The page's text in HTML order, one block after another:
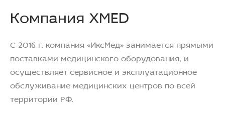
Компания XMED
С 2016 г. компания «ИксМед» занимается прямыми
поставками медицинского оборудования, и
осуществляет сервисное и эксплуатационное
обслуживание медицинских центров по всей
территории РФ.